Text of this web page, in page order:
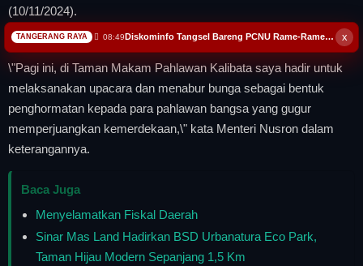
Bogor Raya
(10/11/2024).
\n\n\n\n
\"Pagi ini, di Taman Makam Pahlawan Kalibata saya hadir untuk
melaksanakan upacara dan menabur bunga sebagai bentuk
penghormatan kepada para pahlawan bangsa yang gugur
memperjuangkan kemerdekaan,\" kata Menteri Nusron dalam
keterangannya.
Baca Juga
Menyelamatkan Fiskal Daerah
Sinar Mas Land Hadirkan BSD Urbanatura Eco Park,
Taman Hijau Modern Sepanjang 1,5 Km
x
TANGERANG RAYA 08:49 Diskominfo Tangsel Bareng PCNU Rame-Rame Perangi Hoax, Literasi Digital Jadi Andalan